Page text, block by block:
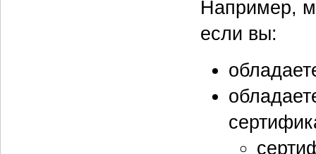
Например,
если вы: